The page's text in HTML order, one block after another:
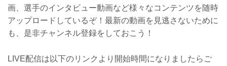
画、選手のインタビュー動画など様々なコンテンツを随時
アップロードしているぞ！最新の動画を見逃さないために
も、是非チャンネル登録をしておこう！
LIVE配信は以下のリンクより開始時間になりましたらご